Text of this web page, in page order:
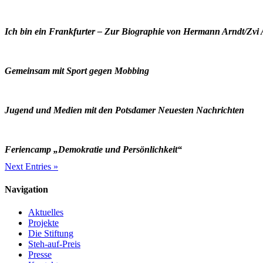
Ich bin ein Frankfurter – Zur Biographie von Hermann Arndt/Zvi
Gemeinsam mit Sport gegen Mobbing
Jugend und Medien mit den Potsdamer Neuesten Nachrichten
Feriencamp „Demokratie und Persönlichkeit“
Next Entries »
Navigation
Aktuelles
Projekte
Die Stiftung
Steh-auf-Preis
Presse